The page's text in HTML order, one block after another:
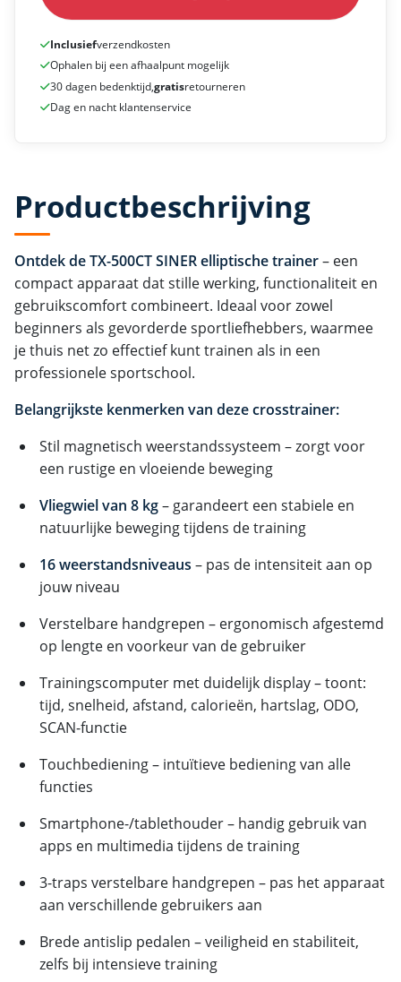
Inclusiefverzendkosten
Ophalen bij een afhaalpunt mogelijk
30 dagen bedenktijd,gratisretourneren
Dag en nacht klantenservice
Productbeschrijving
Ontdek de TX-500CT SINER elliptische trainer– een
compact apparaat dat stille werking, functionaliteit en
gebruikscomfort combineert. Ideaal voor zowel
beginners als gevorderde sportliefhebbers, waarmee
je thuis net zo effectief kunt trainen als in een
professionele sportschool.
Belangrijkste kenmerken van deze crosstrainer:
Stil magnetisch weerstandssysteem – zorgt voor
een rustige en vloeiende beweging
Vliegwiel van 8 kg– garandeert een stabiele en
natuurlijke beweging tijdens de training
16 weerstandsniveaus – pas de intensiteit aan op
jouw niveau
Verstelbare handgrepen – ergonomisch afgestemd
op lengte en voorkeur van de gebruiker
Trainingscomputer met duidelijk display – toont:
tijd, snelheid, afstand, calorieën, hartslag, ODO,
SCAN-functie
Touchbediening – intuïtieve bediening van alle
functies
Smartphone-/tablethouder – handig gebruik van
apps en multimedia tijdens de training
3-traps verstelbare handgrepen – pas het apparaat
aan verschillende gebruikers aan
Brede antislip pedalen – veiligheid en stabiliteit,
zelfs bij intensieve training